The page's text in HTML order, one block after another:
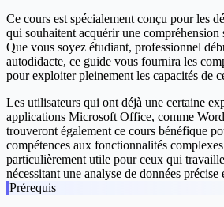
Ce cours est spécialement conçu pour les
qui souhaitent acquérir une
Que vous soyez étudiant, professionnel
autodidacte, ce guide vous fournira les
pour exploiter pleinement les capacités de
Les utilisateurs qui ont déjà une certaine
applications Microsoft Office, comme
trouveront également ce cours bénéfique
compétences aux fonctionnalités
particulièrement utile pour ceux qui
nécessitant une analyse de données précise
Prérequis